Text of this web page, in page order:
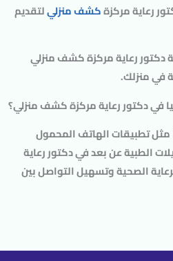
كشف منزليلتقديم
دكتور رعاية مركزة كشف منزلي
في منزلك.
مثل تطبيقات الهاتف المحمول
الطبية عن بعد في دكتور رعاية
الصحية وتسهيل التواصل بين